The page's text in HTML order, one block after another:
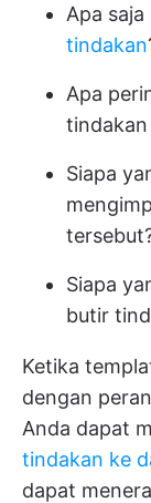
Apa
tindakan
Apa
Siapa
Siapa
butir
Ketika
dengan
Anda dapat
tindakan ke
dapat